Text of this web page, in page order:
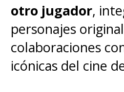
otro jugador,
personajes
colaboraciones
icónicas del cine